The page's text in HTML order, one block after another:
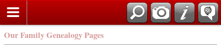
Our Family Genealogy Pages